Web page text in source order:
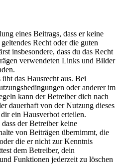
eines Beitrags, dass er keine
Recht oder die guten
insbesondere, dass du das Recht
verwendeten Links und Bilder
das Hausrecht aus. Bei
oder anderer im
kann der Betreiber dich nach
dauerhaft von der Nutzung dieses
ein Hausverbot erteilen.
der Betreiber keine
von Beiträgen übernimmt, die
die er nicht zur Kenntnis
dem Betreiber, dein
Funktionen jederzeit zu löschen